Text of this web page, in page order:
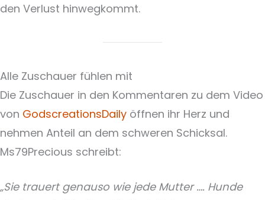
den Verlust hinwegkommt.
Alle Zuschauer fühlen mit
Die Zuschauer in den Kommentaren zu dem Video
von GodscreationsDaily öffnen ihr Herz und
nehmen Anteil an dem schweren Schicksal.
Ms79Precious schreibt:
„Sie trauert genauso wie jede Mutter …. Hunde